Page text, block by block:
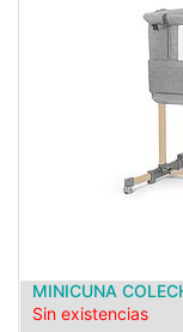
MINICUNA
Sin existencias